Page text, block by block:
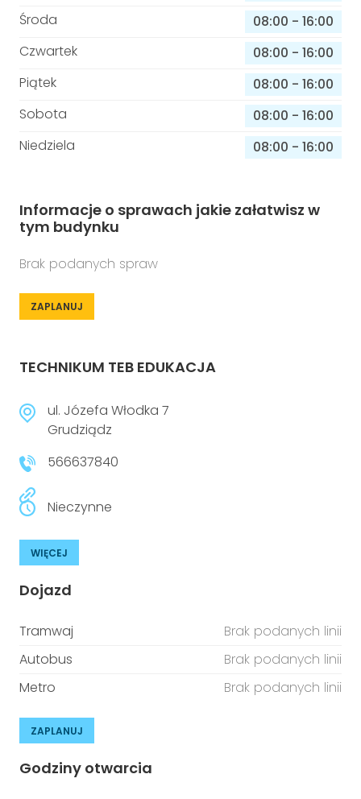
Środa
08:00 - 16:00
Czwartek
08:00 - 16:00
Piątek
08:00 - 16:00
Sobota
08:00 - 16:00
Niedziela
08:00 - 16:00
Informacje o sprawach jakie załatwisz w
tym budynku
Brak podanych spraw
ZAPLANUJ
TECHNIKUM TEB EDUKACJA
ul. Józefa Włodka 7
Grudziądz
566637840
Nieczynne
WIĘCEJ
Dojazd
Tramwaj
Brak podanych linii
Autobus
Brak podanych linii
Metro
Brak podanych linii
ZAPLANUJ
Godziny otwarcia